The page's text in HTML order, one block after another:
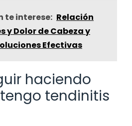
te interese: Relación
y Dolor de Cabeza y
Efectivas
haciendo
tendinitis